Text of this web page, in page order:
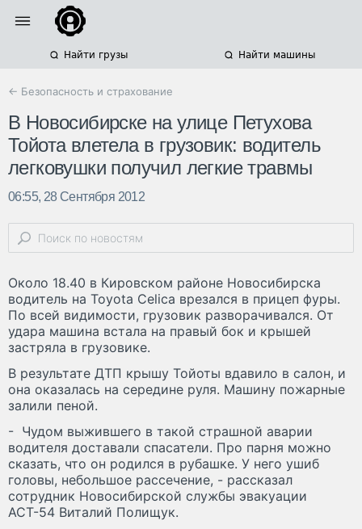
Найти грузы Найти машины
← Безопасность и страхование
В Новосибирске на улице Петухова
Тойота влетела в грузовик: водитель
легковушки получил легкие травмы
06:55, 28 Сентября 2012
Около 18.40 в Кировском районе Новосибирска
водитель на Toyota Celica врезался в прицеп фуры.
По всей видимости, грузовик разворачивался. От
удара машина встала на правый бок и крышей
застряла в грузовике.
В результате ДТП крышу Тойоты вдавило в салон, и
она оказалась на середине руля. Машину пожарные
залили пеной.
- Чудом выжившего в такой страшной аварии
водителя доставали спасатели. Про парня можно
сказать, что он родился в рубашке. У него ушиб
головы, небольшое рассечение, - рассказал
сотрудник Новосибирской службы эвакуации
АСТ-54 Виталий Полищук.